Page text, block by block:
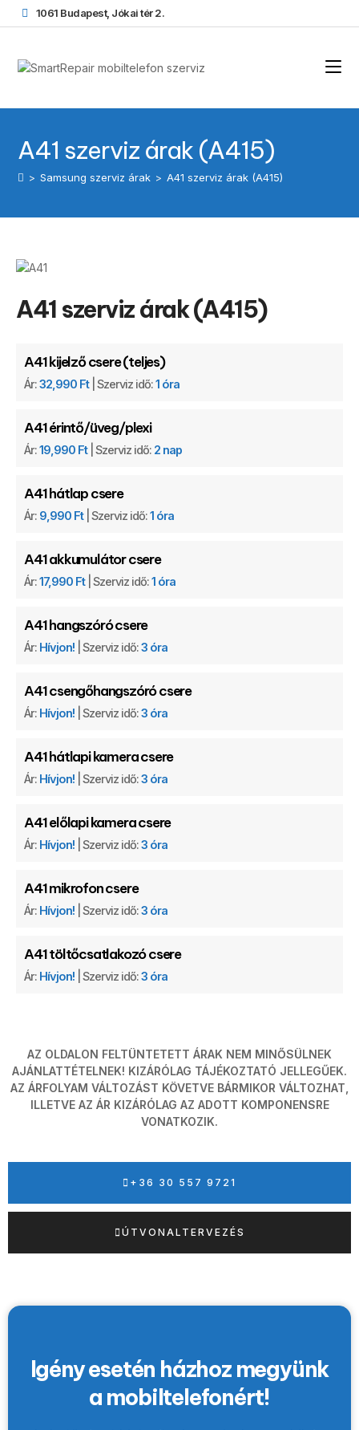
1061 Budapest, Jókai tér 2.
A41 szerviz árak (A415)
> Samsung szerviz árak > A41 szerviz árak (A415)
A41 szerviz árak (A415)
A41 kijelző csere (teljes)
Ár:32,990 Ft| Szerviz idő:1 óra
A41 érintő/üveg/plexi
Ár:19,990 Ft| Szerviz idő: 2 nap
A41 hátlap csere
Ár: 9,990 Ft| Szerviz idő:1 óra
A41 akkumulátor csere
Ár:17,990 Ft| Szerviz idő:1 óra
A41 hangszóró csere
Ár: Hívjon! | Szerviz idő:3 óra
A41 csengőhangszóró csere
Ár: Hívjon! | Szerviz idő:3 óra
A41 hátlapi kamera csere
Ár: Hívjon! | Szerviz idő:3 óra
A41 előlapi kamera csere
Ár: Hívjon! | Szerviz idő:3 óra
A41 mikrofon csere
Ár: Hívjon! | Szerviz idő:3 óra
A41 töltőcsatlakozó csere
Ár: Hívjon! | Szerviz idő:3 óra
AZ OLDALON FELTÜNTETETT ÁRAK NEM MINŐSÜLNEK
AJÁNLATTÉTELNEK! KIZÁRÓLAG TÁJÉKOZTATÓ JELLEGŰEK.
AZ ÁRFOLYAM VÁLTOZÁST KÖVETVE BÁRMIKOR VÁLTOZHAT,
ILLETVE AZ ÁR KIZÁRÓLAG AZ ADOTT KOMPONENSRE
VONATKOZIK.
+36 30 557 9721
ÚTVONALTERVEZÉS
Igény esetén házhoz megyünk
a mobiltelefonért!